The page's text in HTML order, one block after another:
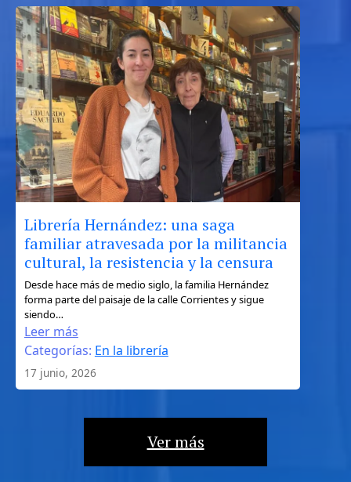
la
Odisea?
El
viaje
de
Ulises
entre
la
geografía,
el
mito
y
el
turismo
literario
Librería Hernández: una saga
familiar atravesada por la militancia
cultural, la resistencia y la censura
Desde hace más de medio siglo, la familia Hernández
forma parte del paisaje de la calle Corrientes y sigue
siendo…
Leer más
:
Librería
Hernández:
una
familiar
Categorías: En la librería
17 junio, 2026
Ver más